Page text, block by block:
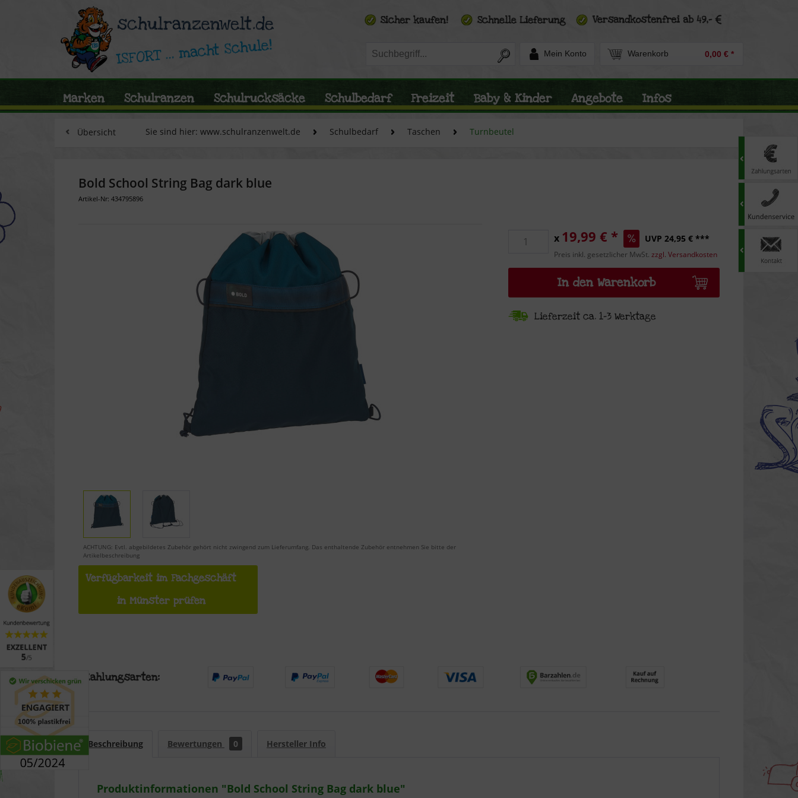
Mein Konto Warenkorb 0,00 € *
Marken Schulranzen Schulrucksäcke Schulbedarf Freizeit Baby & Kinder Angebote Infos
Übersicht Sie sind hier: www.schulranzenwelt.de Schulbedarf Taschen Turnbeutel
Bold School String Bag dark blue
Artikel-Nr: 434795896
ACHTUNG: Evtl. abgebildetes Zubehör gehört nicht zwingend zum Lieferumfang. Das enthaltende Zubehör entnehmen Sie bitte der
Artikelbeschreibung
Verfügbarkeit im Fachgeschäft
in Münster prüfen
x 19,99 € * UVP 24,95 € ***
Preis inkl. gesetzlicher MwSt. zzgl. Versandkosten
In den Warenkorb
Lieferzeit ca. 1-3 Werktage
Beschreibung Bewertungen 0 Hersteller Info
Produktinformationen "Bold School String Bag dark blue"